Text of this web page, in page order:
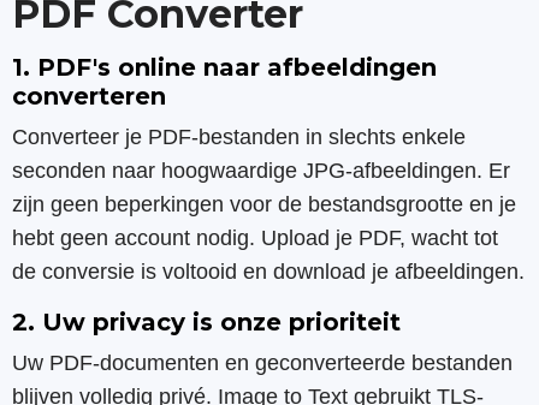
PDF Converter
1. PDF's online naar afbeeldingen
converteren
Converteer je PDF-bestanden in slechts enkele
seconden naar hoogwaardige JPG-afbeeldingen. Er
zijn geen beperkingen voor de bestandsgrootte en je
hebt geen account nodig. Upload je PDF, wacht tot
de conversie is voltooid en download je afbeeldingen.
2. Uw privacy is onze prioriteit
Uw PDF-documenten en geconverteerde bestanden
blijven volledig privé. Image to Text gebruikt TLS-